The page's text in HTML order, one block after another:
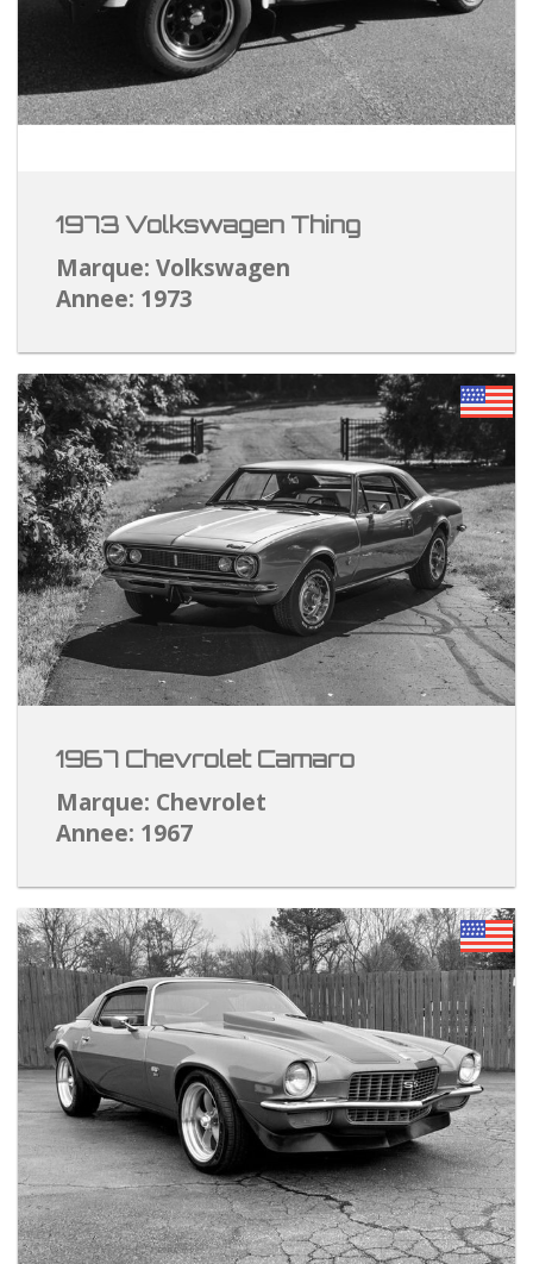
1973 Volkswagen Thing
Marque: Volkswagen
Annee: 1973
1967 Chevrolet Camaro
Marque: Chevrolet
Annee: 1967